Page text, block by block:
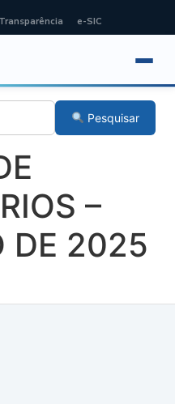
Transparência e-SIC
Pesquisar
–
DE 2025